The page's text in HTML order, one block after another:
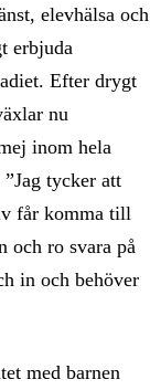
elevhälsa och
erbjuda
Efter drygt
nu
inom hela
tycker att
får komma till
och ro svara på
in och behöver
med barnen